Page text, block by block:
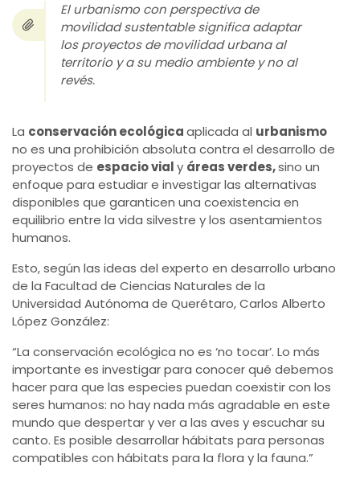
El urbanismo con perspectiva de
movilidad sustentable significa adaptar
los proyectos de movilidad urbana al
territorio y a su medio ambiente y no al
revés.
La conservación ecológicaaplicada al urbanismo
no es una prohibición absoluta contra el desarrollo de
proyectos de espacio vialy áreas verdes,sino un
enfoque para estudiar e investigar las alternativas
disponibles que garanticen una coexistencia en
equilibrio entre la vida silvestre y los asentamientos
humanos.
Esto, según las ideas del experto en desarrollo urbano
de la Facultad de Ciencias Naturales de la
Universidad Autónoma de Querétaro, Carlos Alberto
López González:
“La conservación ecológica no es ‘no tocar’. Lo más
importante es investigar para conocer qué debemos
hacer para que las especies puedan coexistir con los
seres humanos: no hay nada más agradable en este
mundo que despertar y ver a las aves y escuchar su
canto. Es posible desarrollar hábitats para personas
compatibles con hábitats para la flora y la fauna.”